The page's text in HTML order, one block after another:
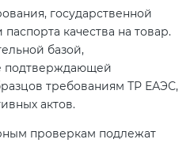
государственной
качества на товар.
базой,
подтверждающей
требованиям ТР ЕАЭС,
актов.
проверкам подлежат